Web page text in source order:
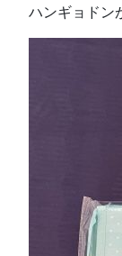
ハンギョドン